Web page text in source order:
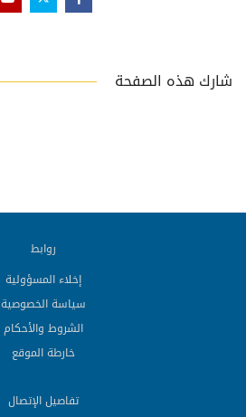
شارك هذه الصفحة
روابط
إخلاء المسؤولية
سياسة الخصوصية
الشروط والأحكام
خارطة الموقع
تفاصيل الإتصال